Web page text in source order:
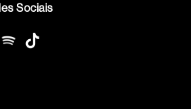
Sociais